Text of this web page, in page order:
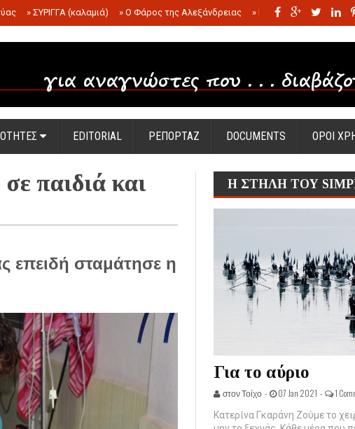
» ΣΥΡΙΓΓΑ (καλαμιά) » Ο Φάρος της Αλεξάνδρειας » Η σφαγή των νηπίων
EDITORIAL ΡΕΠΟΡΤΑΖ DOCUMENTS ΟΡΟΙ
παιδιά και
επειδή σταμάτησε η
Η ΣΤΗΛΗ ΤΟΥ
Για το αύριο
στον Τοίχο - 07 Jan 2021 - 1
Κατερίνα Γκαράνη Ζούμε το